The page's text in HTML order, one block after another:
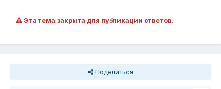
Эта тема закрыта для публикации ответов.
Поделиться